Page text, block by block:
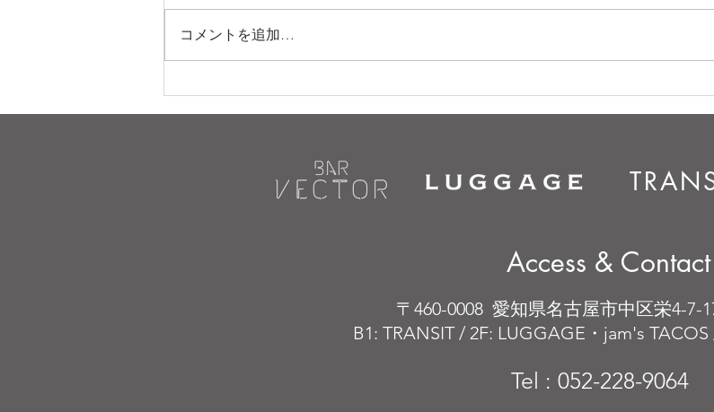
コメントを追加…
Access & Contact
〒460-0008 愛知県名古屋市中区栄4-7-
B1: TRANSIT / 2F: LUGGAGE・jam's TACOS
Tel : 052-228-9064